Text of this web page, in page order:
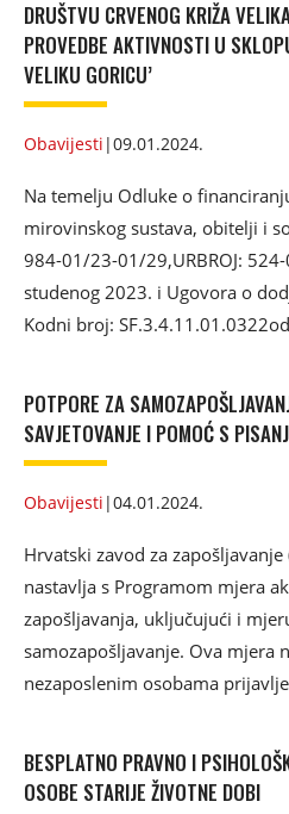
DRUŠTVU CRVENOG KRIŽA
PROVEDBE AKTIVNOSTI U
VELIKU GORICU’
Obavijesti |09.01.2024.
Na temelju Odluke o
mirovinskog sustava, obitelji i
984-01/23-01/29,URBROJ:
studenog 2023. i Ugovora o
Kodni broj:
POTPORE ZA
SAVJETOVANJE I POMOĆ S
Obavijesti |04.01.2024.
Hrvatski zavod za
nastavlja s Programom mjera
zapošljavanja, uključujući i
samozapošljavanje. Ova mjera
nezaposlenim osobama
BESPLATNO PRAVNO I
OSOBE STARIJE ŽIVOTNE DOBI